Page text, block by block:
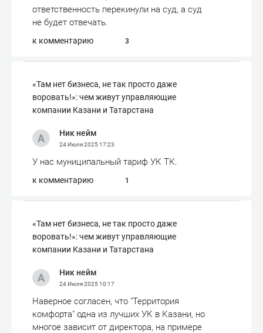
ответственность перекинули на суд, а суд
не будет отвечать.
к комментарию 3
«Там нет бизнеса, не так просто даже
воровать!»: чем живут управляющие
компании Казани и Татарстана
Ник нейм
24 Июля 202517:23
У нас муниципальный тариф УК ТК.
к комментарию 1
«Там нет бизнеса, не так просто даже
воровать!»: чем живут управляющие
компании Казани и Татарстана
Ник нейм
24 Июля 202510:17
Наверное согласен, что "Территория
комфорта" одна из лучших УК в Казани, но
многое зависит от директора, на примере